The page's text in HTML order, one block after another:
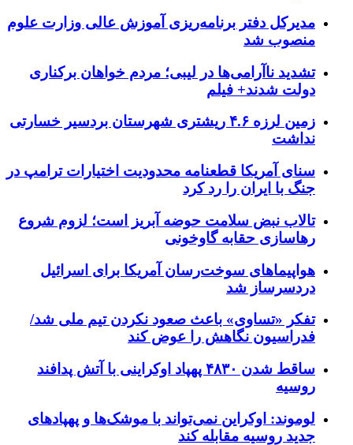
مدیرکل دفتر برنامه‌ریزی آموزش عالی وزارت علوم
منصوب شد
تشدید ناآرامی‌ها در لیبی؛ مردم خواهان برکناری
دولت شدند+ فیلم
زمین لرزه ۴.۶ ریشتری شهرستان بردسیر خسارتی
نداشت
سنای آمریکا قطعنامه محدودیت اختیارات ترامپ در
جنگ با ایران را رد کرد
تالاب نبض سلامت حوضه آبریز است؛ لزوم شروع
رهاسازی حقابه گاوخونی
هواپیماهای سوخت‌رسان آمریکا برای اسرائیل
دردسرساز شد
تفکر «تساوی» باعث صعود نکردن تیم ملی شد/
فدراسیون نگاهش را عوض کند
ساقط شدن ۴۸۳۰ پهپاد اوکراینی با آتش پدافند
روسیه
لوموند: اوکراین نمی‌تواند با موشک‌ها و پهپادهای
جدید روسیه مقابله کند